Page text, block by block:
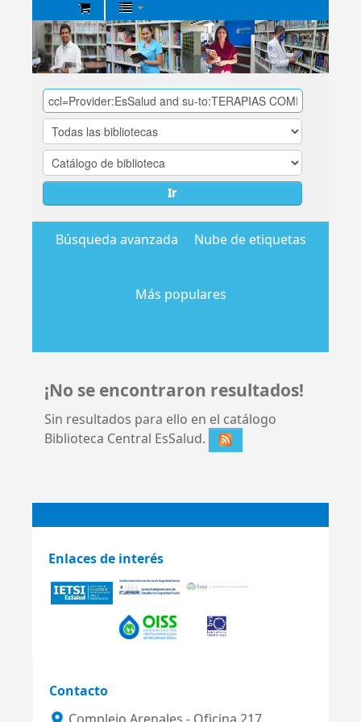
Biblioteca
Central
EsSalud
Ir
Búsqueda avanzada Nube de etiquetas
Más populares
¡No se encontraron resultados!
Sin resultados para ello en el catálogo
Biblioteca Central EsSalud.
Enlaces de interés
Contacto